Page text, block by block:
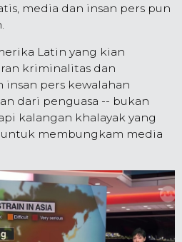
media dan insan pers pun
Latin yang kian
kriminalitas dan
insan pers kewalahan
dari penguasa -- bukan
kalangan khalayak yang
membungkam media